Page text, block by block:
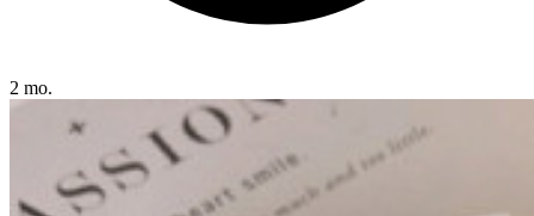
2 mo.